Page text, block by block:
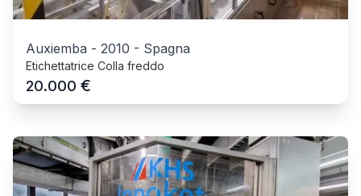
Auxiemba - 2010 - Spagna
Etichettatrice Colla freddo
20.000 €